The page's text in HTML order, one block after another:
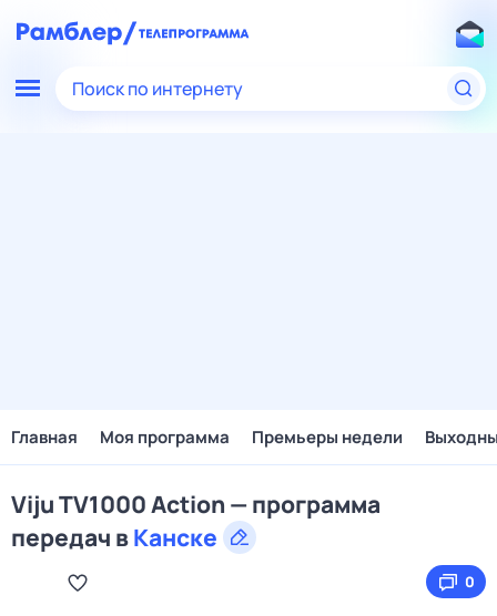
Поиск по интернету
Главная Моя программа Премьеры недели
Viju TV1000 Action — программа
передач вКанске
0